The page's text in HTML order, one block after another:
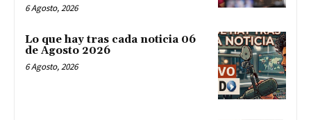
6 Agosto, 2026
Lo que hay tras cada noticia 06
de Agosto 2026
6 Agosto, 2026